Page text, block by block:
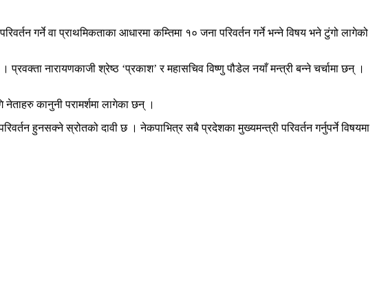
गर्ने वा प्राथमिकताका आधारमा कम्तिमा १० जना परिवर्तन गर्ने भन्ने विषय भने टुंगो लागेको
नारायणकाजी श्रेष्ठ ‘प्रकाश’ र महासचिव विष्णु पौडेल नयाँ मन्त्री बन्ने चर्चामा छन् ।
नेताहरु कानुनी परामर्शमा लागेका छन् ।
हुनसक्ने स्रोतको दावी छ । नेकपाभित्र सबै प्रदेशका मुख्यमन्त्री परिवर्तन गर्नुपर्ने विषयमा